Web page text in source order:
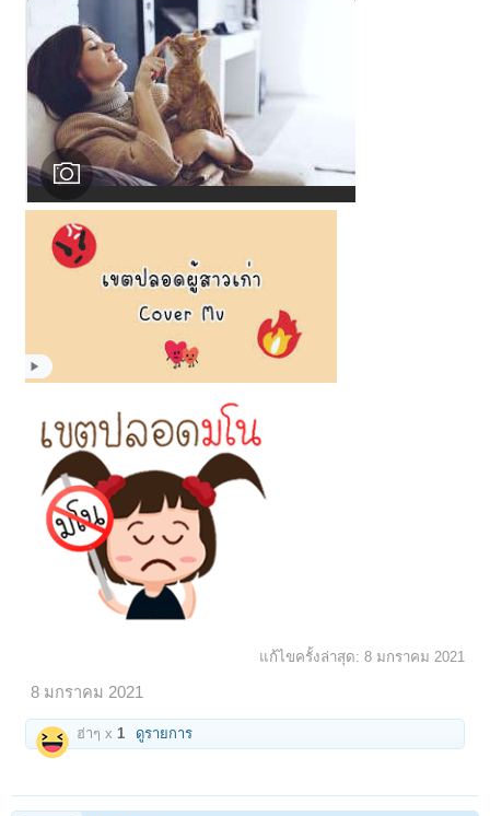
แก้ไขครั้งล่าสุด: 8 มกราคม 2021
8 มกราคม 2021
ฮ่าๆ x 1 ดูรายการ